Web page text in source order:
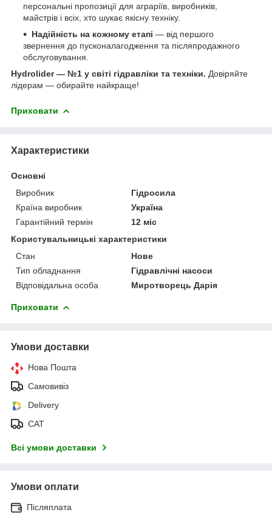
персональні пропозиції для аграріїв, виробників,
майстрів і всіх, хто шукає якісну техніку.
Надійність на кожному етапі — від першого
звернення до пусконалагодження та післяпродажного
обслуговування.
Hydrolider — №1 у світі гідравліки та техніки. Довіряйте
лідерам — обирайте найкраще!
Приховати
Характеристики
Основні
Виробник
Гідросила
Країна виробник
Україна
Гарантійний термін
12 міс
Користувальницькі характеристики
Стан
Нове
Тип обладнання
Гідравлічні насоси
Відповідальна особа
Миротворець Дарія
Приховати
Умови доставки
Нова Пошта
Самовивіз
Delivery
САТ
Всі умови доставки
Умови оплати
Післяплата